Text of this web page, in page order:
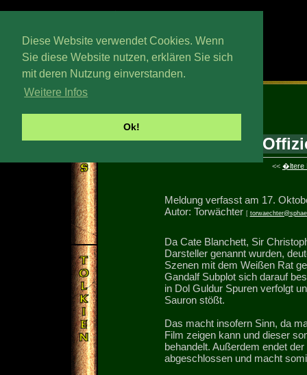
Diese Website verwendet Cookies. Wenn
Sie diese Website nutzen, erklären Sie sich
mit deren Nutzung einverstanden.
Weitere Infos
Ok!
Montag, 14. Wedmath 2026
<< �ltere
Meldung verfasst am 17.
Autor: Torwächter [
Da Cate Blanchett, Sir
Darsteller genannt wurden,
Szenen mit dem Weißen Rat
Gandalf Subplot sich darauf
in Dol Guldur Spuren verfolgt
Sauron stößt.
Das macht insofern Sinn, da
Film zeigen kann und dieser
behandelt. Außerdem endet
abgeschlossen und macht